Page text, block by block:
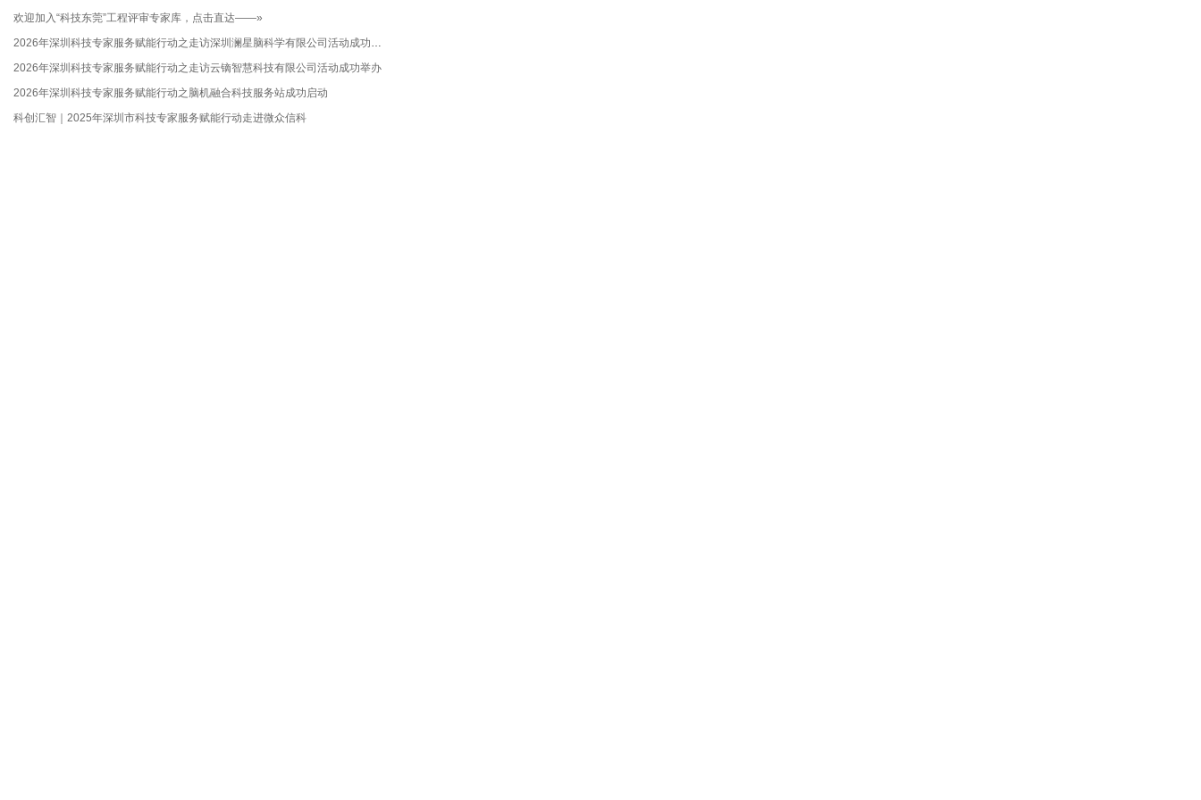
欢迎加入“科技东莞”工程评审专家库，点击直达——»
2026年深圳科技专家服务赋能行动之走访深圳澜星脑科学有限公司活动成功举办
2026年深圳科技专家服务赋能行动之走访云镝智慧科技有限公司活动成功举办
2026年深圳科技专家服务赋能行动之脑机融合科技服务站成功启动
科创汇智｜2025年深圳市科技专家服务赋能行动走进微众信科